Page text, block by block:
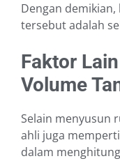
Dengan
tersebut adalah
Faktor
Volume
Selain menyusun
ahli juga
dalam